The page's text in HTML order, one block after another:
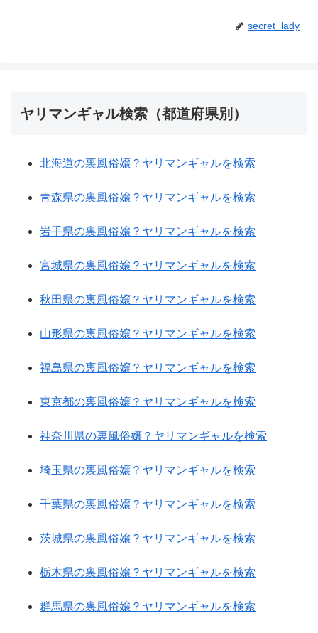
secret_lady
ヤリマンギャル検索（都道府県別）
北海道の裏風俗嬢？ヤリマンギャルを検索
青森県の裏風俗嬢？ヤリマンギャルを検索
岩手県の裏風俗嬢？ヤリマンギャルを検索
宮城県の裏風俗嬢？ヤリマンギャルを検索
秋田県の裏風俗嬢？ヤリマンギャルを検索
山形県の裏風俗嬢？ヤリマンギャルを検索
福島県の裏風俗嬢？ヤリマンギャルを検索
東京都の裏風俗嬢？ヤリマンギャルを検索
神奈川県の裏風俗嬢？ヤリマンギャルを検索
埼玉県の裏風俗嬢？ヤリマンギャルを検索
千葉県の裏風俗嬢？ヤリマンギャルを検索
茨城県の裏風俗嬢？ヤリマンギャルを検索
栃木県の裏風俗嬢？ヤリマンギャルを検索
群馬県の裏風俗嬢？ヤリマンギャルを検索